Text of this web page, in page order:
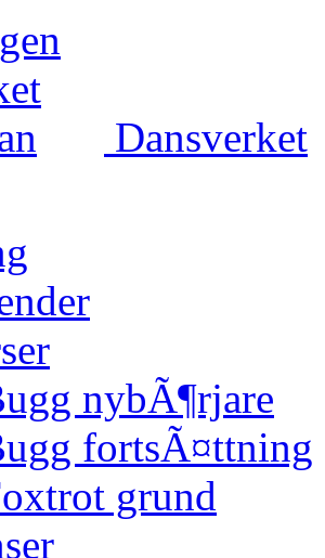
Dansverket
nybÃ¶rjare
fortsÃ¤ttning
grund